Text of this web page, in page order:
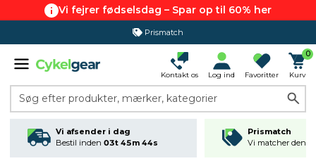
Vi fejrer fødselsdag – Spar op til 60% her
Prismatch
Kontakt os Log ind Favoritter
0
Kurv
Søg efter produkter, mærker, kategorier
Vi afsender i dag
Bestil inden 03t 45m 44s
Prismatch
Vi matcher den